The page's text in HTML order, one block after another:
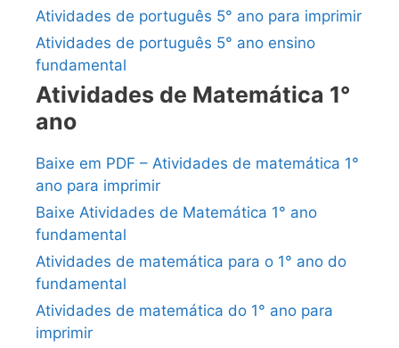
Atividades de português 5° ano para imprimir
Atividades de português 5° ano ensino
fundamental
Atividades de Matemática 1°
ano
Baixe em PDF – Atividades de matemática 1°
ano para imprimir
Baixe Atividades de Matemática 1° ano
fundamental
Atividades de matemática para o 1° ano do
fundamental
Atividades de matemática do 1° ano para
imprimir